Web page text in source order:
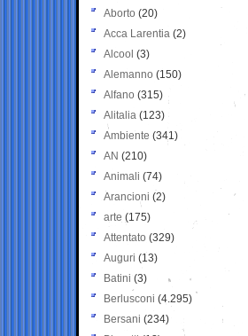
Aborto (20)
Acca Larentia (2)
Alcool (3)
Alemanno (150)
Alfano (315)
Alitalia (123)
Ambiente (341)
AN (210)
Animali (74)
Arancioni (2)
arte (175)
Attentato (329)
Auguri (13)
Batini (3)
Berlusconi (4.295)
Bersani (234)